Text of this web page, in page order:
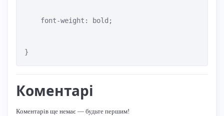
    font-weight: bold;
}
Коментарі
Коментарів ще немає — будьте першим!